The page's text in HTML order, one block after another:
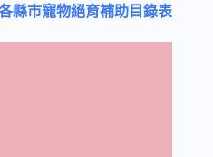
市寵物絕育補助目錄表